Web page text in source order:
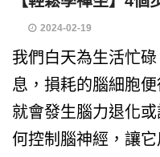
2024-02-19
我們白天為生活忙
息，損耗的腦細胞
就會發生腦力退化
何控制腦神經，讓